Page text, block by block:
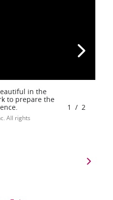
in the
to prepare the
All rights
1 / 2